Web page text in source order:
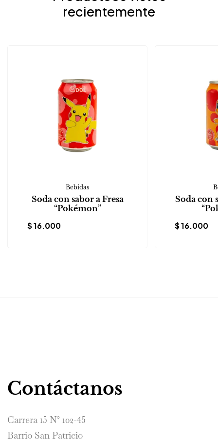
recientemente
Bebidas
Soda con sabor a Fresa
“Pokémon”
$16.000
Soda con
$16.000
Contáctanos
Carrera 15 N° 102-45
Barrio San Patricio